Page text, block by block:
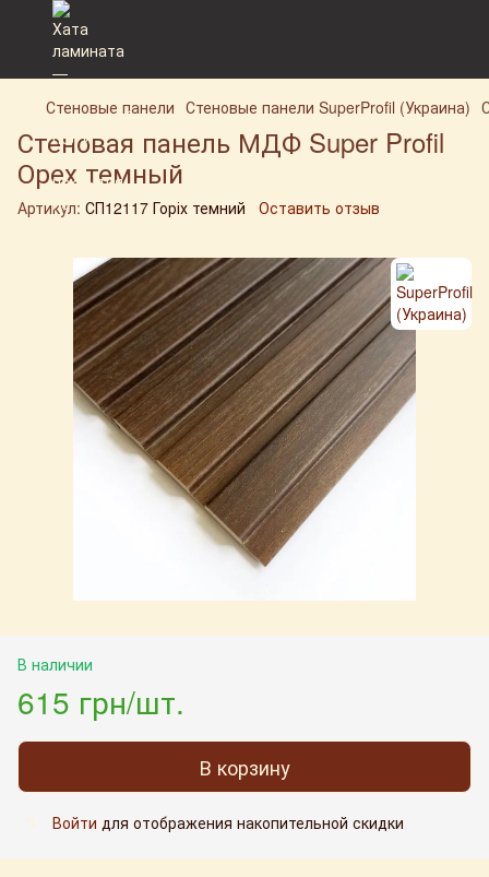
Стеновые панели Стеновые панели SuperProfil (Украина)
Стеновая панель МДФ Super Profil
Орех темный
Артикул: СП12117 Горіх темний Оставить отзыв
В наличии
615 грн/шт.
В корзину
% Войти для отображения накопительной скидки